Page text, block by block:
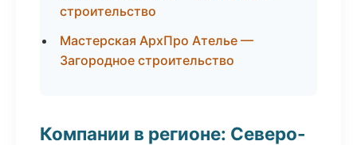
строительство
Мастерская АрхПро Ателье —
Загородное строительство
Компании в регионе: Северо-